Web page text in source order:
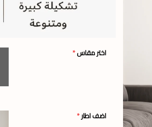
اختر مقاس*
اضف اطار*